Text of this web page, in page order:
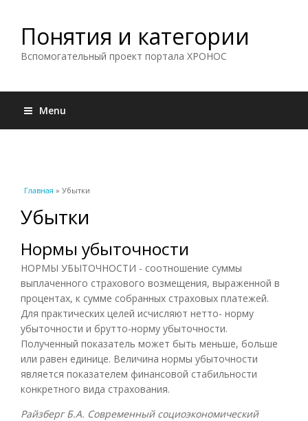
Понятия и категории
Вспомогательный проект портала ХРОНОС
Menu
Вы здесь
Главная » Убытки
Убытки
Нормы убыточности
НОРМЫ УБЫТОЧНОСТИ - соотношение суммы
выплаченного страхового возмещения, выраженной в
процентах, к сумме собранных страховых платежей.
Для практических целей исчисляют нетто- норму
убыточности и брутто-норму убыточности.
Полученный показатель может быть меньше, больше
или равен единице. Величина нормы убыточности
является показателем финансовой стабильности
конкретного вида страхования.
Райзберг Б.А. Современный социоэкономический